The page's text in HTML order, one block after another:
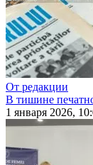
От редакции
В тишине
1 января 2026,